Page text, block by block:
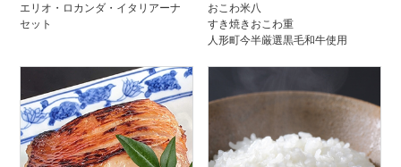
エリオ・ロカンダ・イタリアーナ
セット
おこわ米八
すき焼きおこわ重
人形町今半厳選黒毛和牛使用